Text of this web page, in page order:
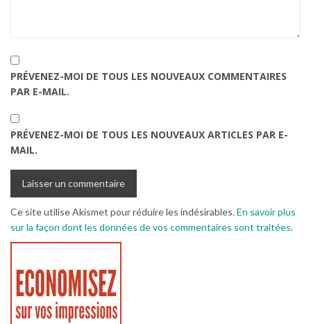
PRÉVENEZ-MOI DE TOUS LES NOUVEAUX COMMENTAIRES
PAR E-MAIL.
PRÉVENEZ-MOI DE TOUS LES NOUVEAUX ARTICLES PAR E-
MAIL.
Ce site utilise Akismet pour réduire les indésirables.En savoir plus
sur la façon dont les données de vos commentaires sont traitées.